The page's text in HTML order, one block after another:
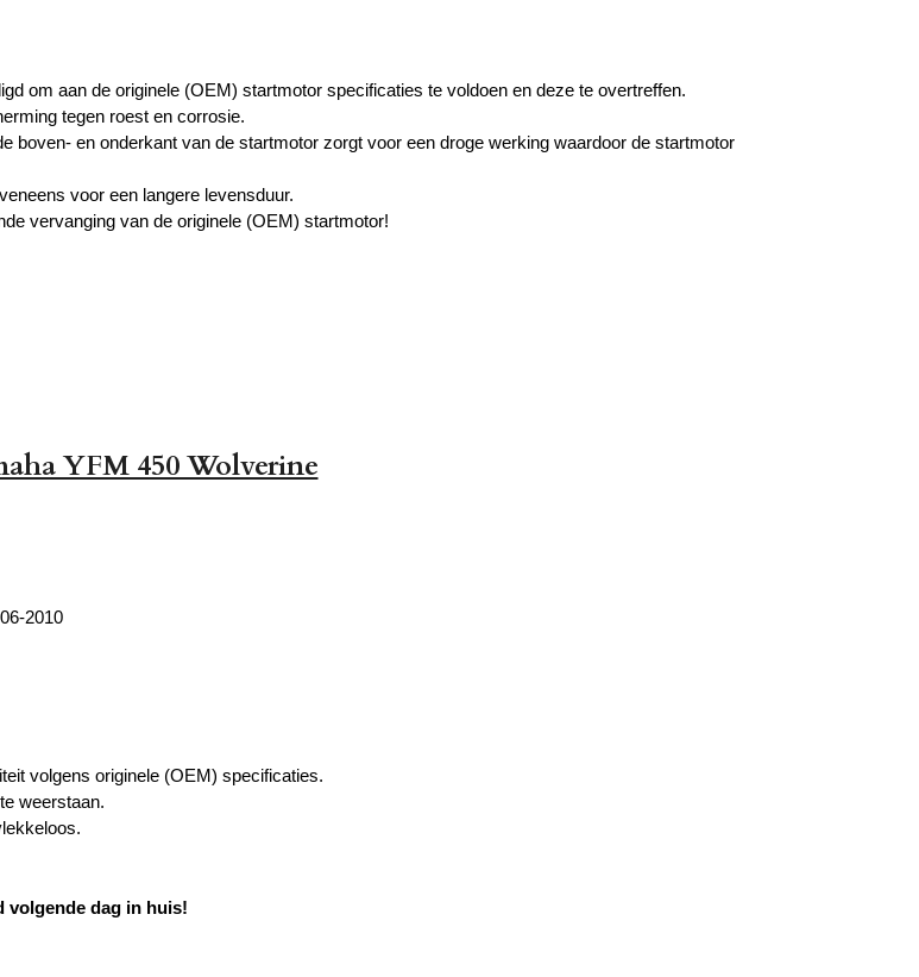
om aan de originele (OEM) startmotor specificaties te voldoen en deze te overtreffen.
tegen roest en corrosie.
boven- en onderkant van de startmotor zorgt voor een droge werking waardoor de startmotor
voor een langere levensduur.
vervanging van de originele (OEM) startmotor!
YFM 450 Wolverine
2010
volgens originele (OEM) specificaties.
weerstaan.
volgende dag in huis!